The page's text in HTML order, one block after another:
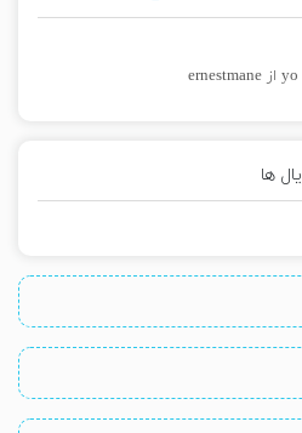
ها